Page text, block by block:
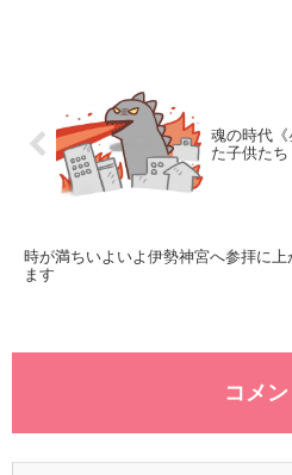
魂の時代
た子供たち
時が満ちいよいよ伊勢神宮へ参拝に上
ます
コメン